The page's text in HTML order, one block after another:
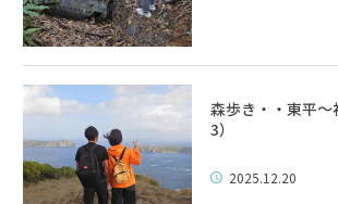
森歩き・・東平
3）
2025.12.20